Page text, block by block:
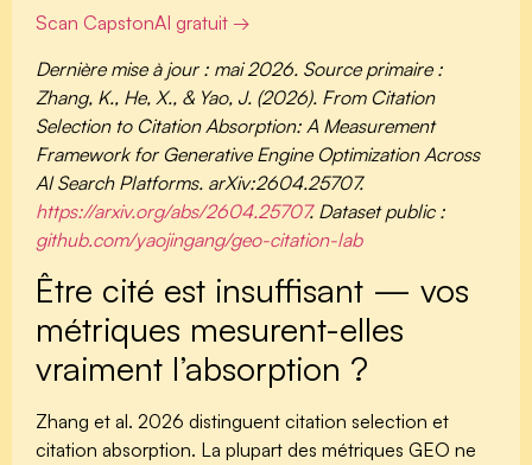
Scan CapstonAI gratuit →
Dernière mise à jour : mai 2026. Source primaire :
Zhang, K., He, X., & Yao, J. (2026). From Citation
Selection to Citation Absorption: A Measurement
Framework for Generative Engine Optimization Across
AI Search Platforms. arXiv:2604.25707.
https://arxiv.org/abs/2604.25707. Dataset public :
github.com/yaojingang/geo-citation-lab
Être cité est insuffisant — vos
métriques mesurent-elles
vraiment l’absorption ?
Zhang et al. 2026 distinguent citation selection et
citation absorption. La plupart des métriques GEO ne